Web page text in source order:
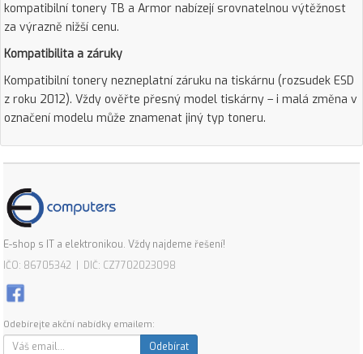
kompatibilní tonery TB a Armor nabízejí srovnatelnou výtěžnost
za výrazně nižší cenu.
Kompatibilita a záruky
Kompatibilní tonery nezneplatní záruku na tiskárnu (rozsudek ESD
z roku 2012). Vždy ověřte přesný model tiskárny – i malá změna v
označení modelu může znamenat jiný typ toneru.
E-shop s IT a elektronikou. Vždy najdeme řešení!
IČO: 86705342 | DIČ: CZ7702023098
Odebírejte akční nabídky emailem:
Odebírat